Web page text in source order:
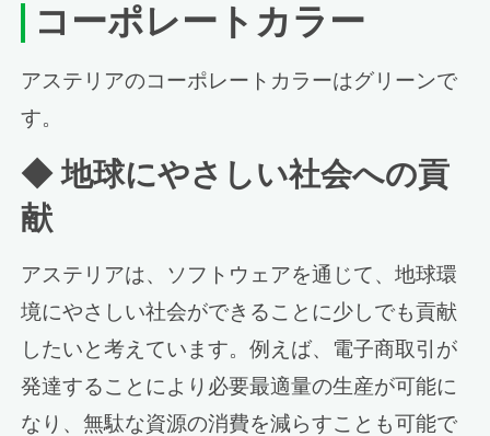
コーポレートカラー
アステリアのコーポレートカラーはグリーンで
す。
◆地球にやさしい社会への貢
献
アステリアは、ソフトウェアを通じて、地球環
境にやさしい社会ができることに少しでも貢献
したいと考えています。例えば、電子商取引が
発達することにより必要最適量の生産が可能に
なり、無駄な資源の消費を減らすことも可能で